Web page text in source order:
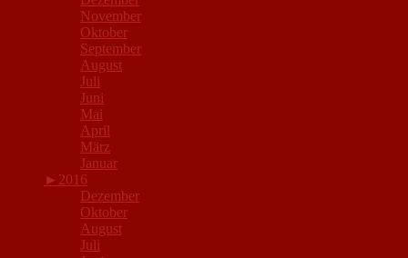
November
Oktober
September
August
Juli
Juni
Mai
April
März
Januar
► 2016
Dezember
Oktober
August
Juli